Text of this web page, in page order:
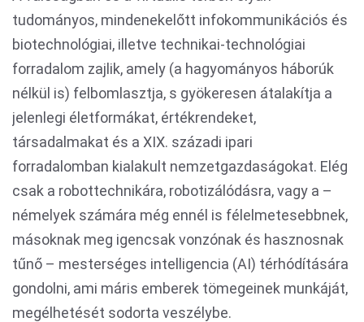
tudományos, mindenekelőtt infokommunikációs és
biotechnológiai, illetve technikai-technológiai
forradalom zajlik, amely (a hagyományos háborúk
nélkül is) felbomlasztja, s gyökeresen átalakítja a
jelenlegi életformákat, értékrendeket,
társadalmakat és a XIX. századi ipari
forradalomban kialakult nemzetgazdaságokat. Elég
csak a robottechnikára, robotizálódásra, vagy a –
némelyek számára még ennél is félelmetesebbnek,
másoknak meg igencsak vonzónak és hasznosnak
tűnő – mesterséges intelligencia (AI) térhódítására
gondolni, ami máris emberek tömegeinek munkáját,
megélhetését sodorta veszélybe.